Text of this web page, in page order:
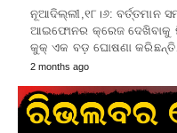
ନୂଆଦିଲ୍ଲୀ,୧୮।୬:
ଆଇଫୋନର କ୍ରେଜ ଦେଖିବାକୁ
କୁକ୍ ଏକ ବଡ଼ ଘୋଷଣା
2 months ago